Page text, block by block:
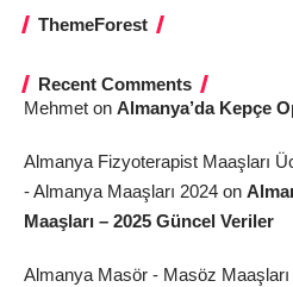
ThemeForest
Recent Comments
Mehmet on Almanya’da Kepçe
Almanya Fizyoterapist Maaşları
- Almanya Maaşları 2024 on
Maaşları – 2025 Güncel Veriler
Almanya Masör - Masöz